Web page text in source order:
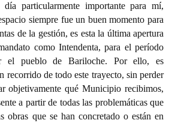
particularmente importante para mí,
siempre fue un buen momento para
de la gestión, es esta la última apertura
como Intendenta, para el período
el pueblo de Bariloche. Por ello, es
recorrido de todo este trayecto, sin perder
objetivamente qué Municipio recibimos,
a partir de todas las problemáticas que
obras que se han concretado o están en